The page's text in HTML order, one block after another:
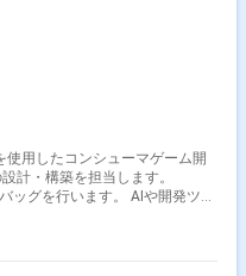
います。 AIや開発ツー